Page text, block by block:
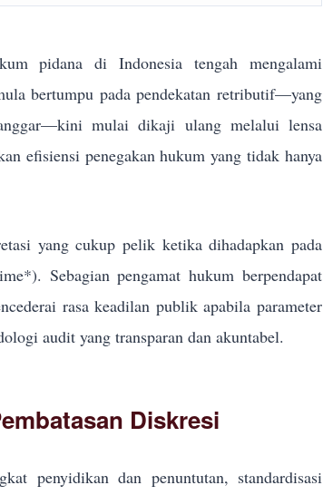
pidana di Indonesia tengah mengalami
bertumpu pada pendekatan retributif—yang
mulai dikaji ulang melalui lensa
efisiensi penegakan hukum yang tidak hanya
yang cukup pelik ketika dihadapkan pada
Sebagian pengamat hukum berpendapat
rasa keadilan publik apabila parameter
audit yang transparan dan akuntabel.
Diskresi
penyidikan dan penuntutan, standardisasi